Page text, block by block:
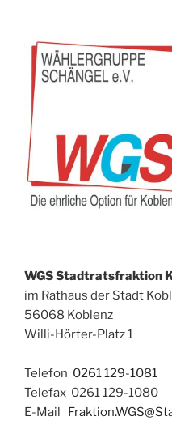
WGS Stadtratsfraktion
im Rathaus der Stadt
56068 Koblenz
Willi-Hörter-Platz 1
Telefon 0261 129-1081
Telefax 0261 129-1080
E-Mail